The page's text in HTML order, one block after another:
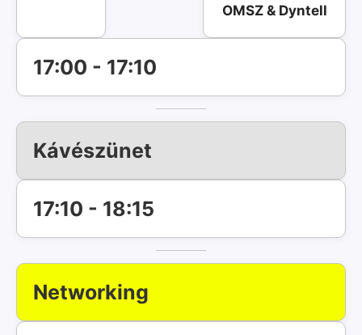
OMSZ & Dyntell
17:00 - 17:10
Kávészünet
17:10 - 18:15
Networking